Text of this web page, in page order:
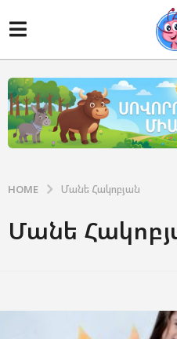
HOME Մանե Հակոբյան
Մանե